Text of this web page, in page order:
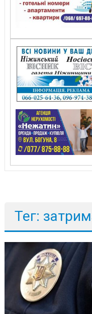
Тег: